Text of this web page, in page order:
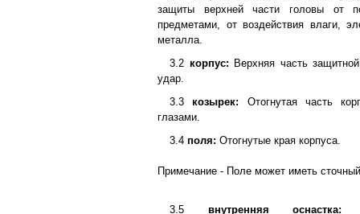
защиты верхней части головы от
предметами, от воздействия влаги,
металла.
3.2 корпус: Верхняя часть
удар.
3.3козырек: Отогнутая часть
глазами.
3.4 поля: Отогнутые края корпуса.
Примечание - Поле может иметь
3.5 внутренняя